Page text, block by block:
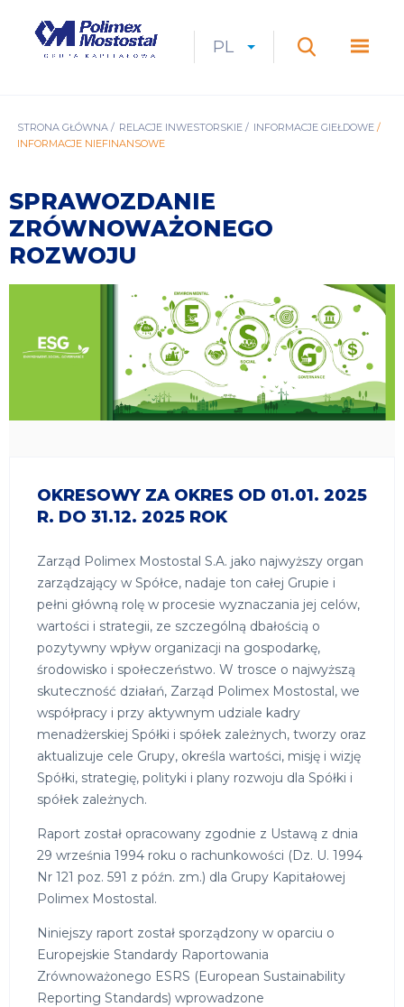
Mostostal
CURRENT
PL
ROZWIŃ
LANGUAGESZUKAJ
ŚCIEŻKA
STRONA GŁÓWNA RELACJE INWESTORSKIE
INFORMACJE GIEŁDOWE
INFORMACJE NIEFINANSOWE
SPRAWOZDANIE
ZRÓWNOWAŻONEGO
ROZWOJU
OKRESOWY ZA OKRES OD 01.01. 2025
R. DO 31.12. 2025 ROK
Zarząd Polimex Mostostal S.A. jako najwyższy organ
zarządzający w Spółce, nadaje ton całej Grupie i
pełni główną rolę w procesie wyznaczania jej celów,
wartości i strategii, ze szczególną dbałością o
pozytywny wpływ organizacji na gospodarkę,
środowisko i społeczeństwo. W trosce o najwyższą
skuteczność działań, Zarząd Polimex Mostostal, we
współpracy i przy aktywnym udziale kadry
menadżerskiej Spółki i spółek zależnych, tworzy oraz
aktualizuje cele Grupy, określa wartości, misję i wizję
Spółki, strategię, polityki i plany rozwoju dla Spółki i
spółek zależnych.
Raport został opracowany zgodnie z Ustawą z dnia
29 września 1994 roku o rachunkowości (Dz. U. 1994
Nr 121 poz. 591 z późn. zm.) dla Grupy Kapitałowej
Polimex Mostostal.
Niniejszy raport został sporządzony w oparciu o
Europejskie Standardy Raportowania
Zrównoważonego ESRS (European Sustainability
Reporting Standards) wprowadzone